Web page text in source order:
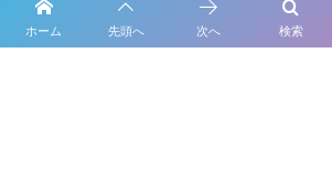
【新築一戸建ての問題】隣の家からタバコの煙が
流れてきた時の対処法
検索
ホーム 先頭へ 次へ